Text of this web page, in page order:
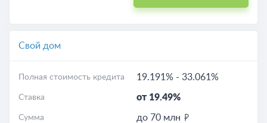
Свой дом
Полная стоимость кредита 19.191% - 33.061%
Ставка от 19.49%
Сумма до 70 млн